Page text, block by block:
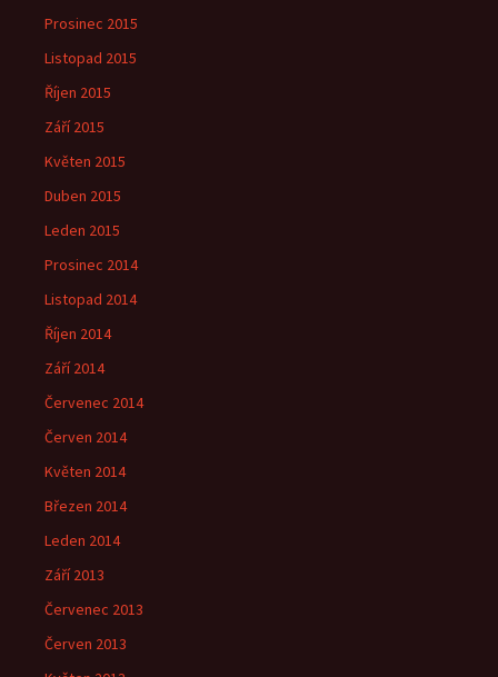
Prosinec 2015
Listopad 2015
Říjen 2015
Září 2015
Květen 2015
Duben 2015
Leden 2015
Prosinec 2014
Listopad 2014
Říjen 2014
Září 2014
Červenec 2014
Červen 2014
Květen 2014
Březen 2014
Leden 2014
Září 2013
Červenec 2013
Červen 2013